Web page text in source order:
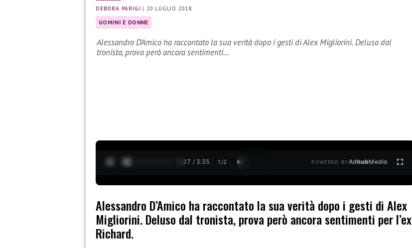
DEBORA PARIGI | 20 LUGLIO 2018
UOMINI E DONNE
Alessandro D’Amico ha raccontato la sua verità dopo i gesti di Alex Migliorini. Deluso dal
tronista, prova però ancora sentimenti…
0:28 / 3:35 1 /2 POWERED BYAdhubMedia
Alessandro D’Amico ha raccontato la sua verità dopo i gesti di Alex
Migliorini. Deluso dal tronista, prova però ancora sentimenti per l’ex
Richard.